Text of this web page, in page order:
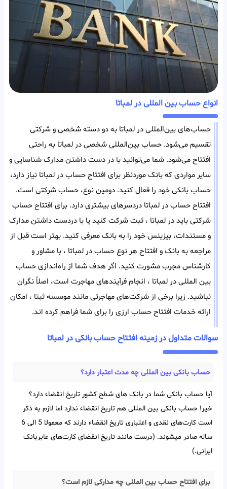
انواع حساب بین المللی در لمباتا
حساب‌های بین‌المللی در لمباتا به دو دسته شخصی و شرکتی
تقسیم می‌شود. حساب بین‌المللی شخصی در لمباتا به راحتی
افتتاح می‌شود. شما می‌توانید با در دست داشتن مدارک شناسایی و
سایر مواردی که بانک مورد‌نظر برای افتتاح حساب در لمباتا نیاز دارد،
حساب بانکی خود را فعال کنید. دومین نوع، حساب شرکتی است.
افتتاح حساب در لمباتا دردسر‌های بیشتری دارد. برای افتتاح حساب
شرکتی باید در لمباتا ، ثبت شرکت کنید یا با در‌دست داشتن مدارک
و مستندات، بیزینس خود را به بانک معرفی کنید. بهتر است قبل از
مراجعه به بانک و افتتاح هر‌ نوع حساب در لمباتا ، با مشاور و
کارشناس مجرب مشورت کنید. اگر هدف شما از راه‌اندازی حساب
بین المللی در لمباتا ، انجام فرآیند‌های مهاجرت است، اصلاً نگران
نباشید. زیرا برخی از شرکت‌های مهاجرتی مانند موسسه ثبتا ، امکان
ارائه خدمات افتتاح حساب ارزی را برای شما فراهم کرده اند.
سوالات متداول در زمینه افتتاح حساب بانکی در لمباتا
حساب بانکی بین‌ المللی چه مدت اعتبار دارد؟
آیا حساب بانکی شما در بانک های شطح کشور تاریخ انقضاء دارد؟
خیر! حساب بانکی بین‌ المللی هم تاریخ انقضاء ندارد اما لازم به ذکر
است کارت‌های نقدی و اعتباری تاریخ انقضاء دارند که معمولا 5 الی 6
ساله صادر میشوند. (درست مانند تاریخ انقضای کارت‌های عابربانک
ایرانی.)
برای افتتاح حساب بین المللی چه مدارکی لازم است؟